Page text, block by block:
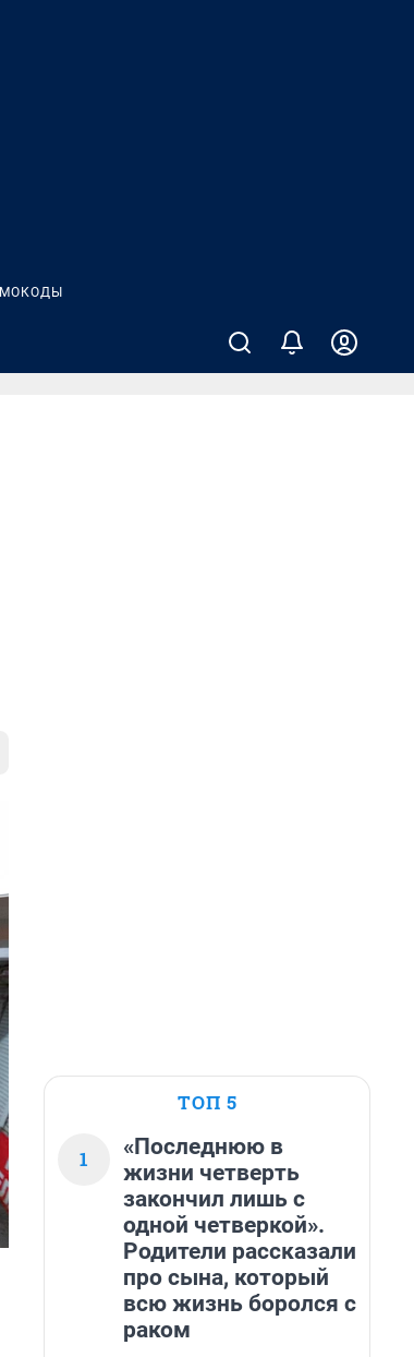
ТОП 5
1
«Последнюю в
жизни четверть
закончил лишь с
одной четверкой».
Родители рассказали
про сына, который
всю жизнь боролся с
раком